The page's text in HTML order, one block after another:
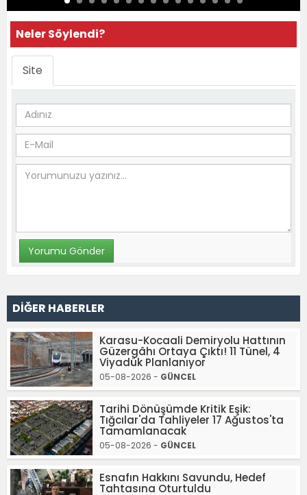
Neler Söylendi?
Site
DİĞER HABERLER
Karasu-Kocaali Demiryolu Hattının
Güzergâhı Ortaya Çıktı! 11 Tünel, 4
Viyadük Planlanıyor
05-08-2026 - GÜNCEL
Tarihi Dönüşümde Kritik Eşik:
Tığcılar'da Tahliyeler 17 Ağustos'ta
Tamamlanacak
05-08-2026 - GÜNCEL
Esnafın Hakkını Savundu, Hedef
Tahtasına Oturtuldu